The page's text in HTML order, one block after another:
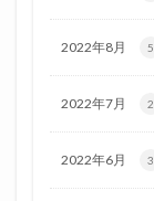
2022年8月 5
2022年7月 2
2022年6月 3